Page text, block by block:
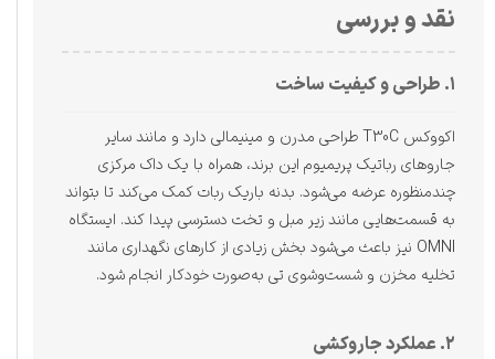
نقد و بررسی
۱. طراحی و کیفیت ساخت
اکووکس T30C طراحی مدرن و مینیمالی دارد و مانند سایر
جاروهای رباتیک پریمیوم این برند، همراه با یک داک مرکزی
چندمنظوره عرضه می‌شود. بدنه باریک ربات کمک می‌کند تا بتواند
به قسمت‌هایی مانند زیر مبل و تخت دسترسی پیدا کند. ایستگاه
OMNI نیز باعث می‌شود بخش زیادی از کارهای نگهداری مانند
تخلیه مخزن و شست‌وشوی تی به‌صورت خودکار انجام شود.
۲. عملکرد جاروکشی